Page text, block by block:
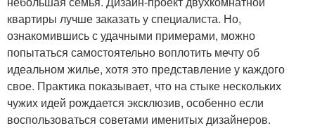
квартиры лучше заказать у специалиста. Но,
ознакомившись с удачными примерами, можно
попытаться самостоятельно воплотить мечту об
идеальном жилье, хотя это представление у каждого
свое. Практика показывает, что на стыке нескольких
чужих идей рождается эксклюзив, особенно если
воспользоваться советами именитых дизайнеров.